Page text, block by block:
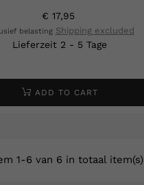
€ 17,95
belasting Shipping excluded
Lieferzeit 2 - 5 Tage
ADD TO CART
1-6 van 6 in totaal item(s)